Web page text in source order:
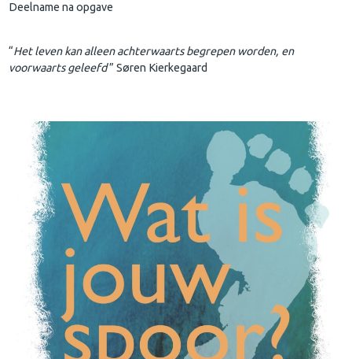
Deelname na opgave
“Het leven kan alleen achterwaarts begrepen worden, en
voorwaarts geleefd” Søren Kierkegaard